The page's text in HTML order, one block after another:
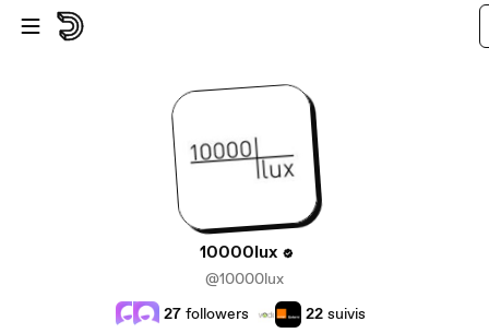
Passer au contenu principal
10000lux
@10000lux
27 followers 22 suivis